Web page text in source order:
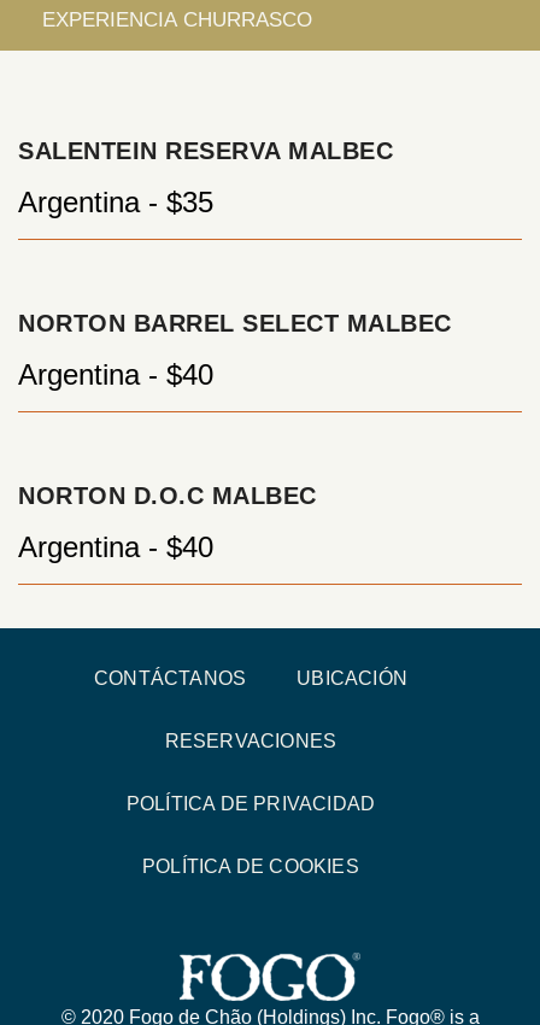
SALENTEIN RESERVA MALBEC
Argentina - $35
NORTON BARREL SELECT MALBEC
Argentina - $40
NORTON D.O.C MALBEC
Argentina - $40
CONTÁCTANOS UBICACIÓN
RESERVACIONES
POLÍTICA DE PRIVACIDAD
POLÍTICA DE COOKIES
© 2020 Fogo de Chão (Holdings) Inc. Fogo® is a